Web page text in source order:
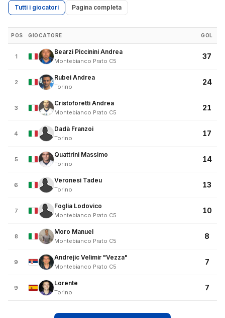
Tutti i giocatori Pagina completa
POS GIOCATORE GOL
1
Bearzi Piccinini Andrea
Montebianco Prato C5
37
2
Rubei Andrea
Torino
24
3
Cristoforetti Andrea
Montebianco Prato C5
21
4
Dadà Franzoi
Torino
17
5
Quattrini Massimo
Torino
14
6
Veronesi Tadeu
Torino
13
7
Foglia Lodovico
Montebianco Prato C5
10
8
Moro Manuel
Montebianco Prato C5
8
9
Andrejic Velimir "Vezza"
Montebianco Prato C5
7
9
Lorente
Torino
7